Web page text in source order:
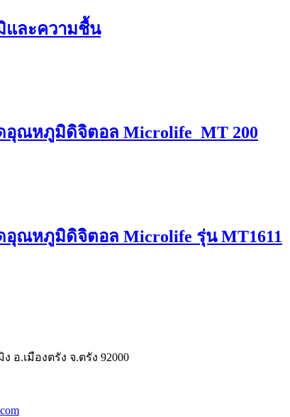
และความชื้น
อุณหภูมิดิจิตอล Microlife MT 200
อุณหภูมิดิจิตอล Microlife รุ่น MT1611
อ.เมืองตรัง จ.ตรัง 92000